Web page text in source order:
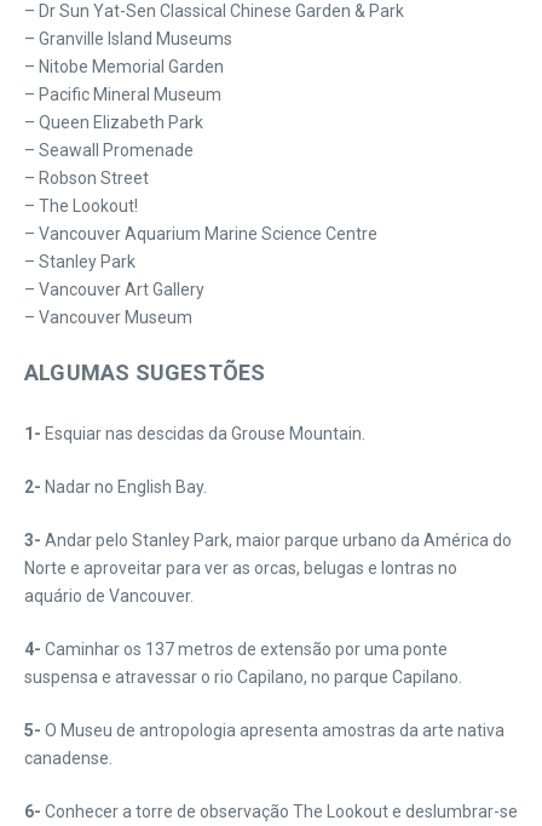
– Dr Sun Yat-Sen Classical Chinese Garden & Park
– Granville Island Museums
– Nitobe Memorial Garden
– Pacific Mineral Museum
– Queen Elizabeth Park
– Seawall Promenade
– Robson Street
– The Lookout!
– Vancouver Aquarium Marine Science Centre
– Stanley Park
– Vancouver Art Gallery
– Vancouver Museum
ALGUMAS SUGESTÕES
1- Esquiar nas descidas da Grouse Mountain.
2- Nadar no English Bay.
3- Andar pelo Stanley Park, maior parque urbano da América do
Norte e aproveitar para ver as orcas, belugas e lontras no
aquário de Vancouver.
4- Caminhar os 137 metros de extensão por uma ponte
suspensa e atravessar o rio Capilano, no parque Capilano.
5- O Museu de antropologia apresenta amostras da arte nativa
canadense.
6- Conhecer a torre de observação The Lookout e deslumbrar-se